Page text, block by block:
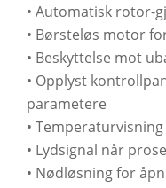
• Automatisk rotor-
• Børsteløs motor
• Beskyttelse mot
• Opplyst
parametere
• Temperaturvisning
• Lydsignal når
• Nødløsning for